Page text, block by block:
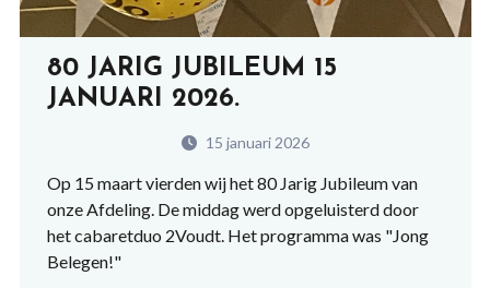
80 JARIG JUBILEUM 15
JANUARI 2026.
15 januari 2026
Op 15 maart vierden wij het 80 Jarig Jubileum van
onze Afdeling. De middag werd opgeluisterd door
het cabaretduo 2Voudt. Het programma was "Jong
Belegen!"